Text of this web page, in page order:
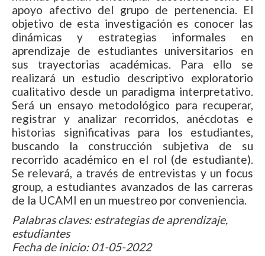
apoyo afectivo del grupo de pertenencia. El
objetivo de esta investigación es conocer las
dinámicas y estrategias informales en
aprendizaje de estudiantes universitarios en
sus trayectorias académicas. Para ello se
realizará un estudio descriptivo exploratorio
cualitativo desde un paradigma interpretativo.
Será un ensayo metodológico para recuperar,
registrar y analizar recorridos, anécdotas e
historias significativas para los estudiantes,
buscando la construcción subjetiva de su
recorrido académico en el rol (de estudiante).
Se relevará, a través de entrevistas y un focus
group, a estudiantes avanzados de las carreras
de la UCAMI en un muestreo por conveniencia.
Palabras claves: estrategias de aprendizaje,
estudiantes
Fecha de inicio: 01-05-2022